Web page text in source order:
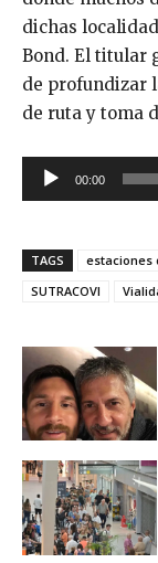
dichas
Bond. El titular
de profundizar
de ruta y toma
e
r
c
t
o
r
d
e
a
00:00
TAGS estaciones
SUTRACOVI